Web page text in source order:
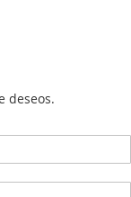
deseos.